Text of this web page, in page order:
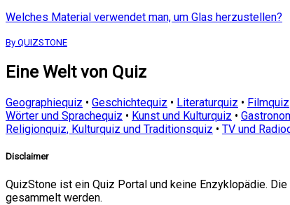
Welches Material verwendet man, um Glas herzustellen?
By QUIZSTONE
Eine Welt von Quiz
Geographiequiz • Geschichtequiz • Literaturquiz • Filmquiz
Wörter und Sprachequiz • Kunst und Kulturquiz •
Religionquiz, Kulturquiz und Traditionsquiz • TV und
Disclaimer
QuizStone ist ein Quiz Portal und keine Enzyklopädie.
gesammelt werden.